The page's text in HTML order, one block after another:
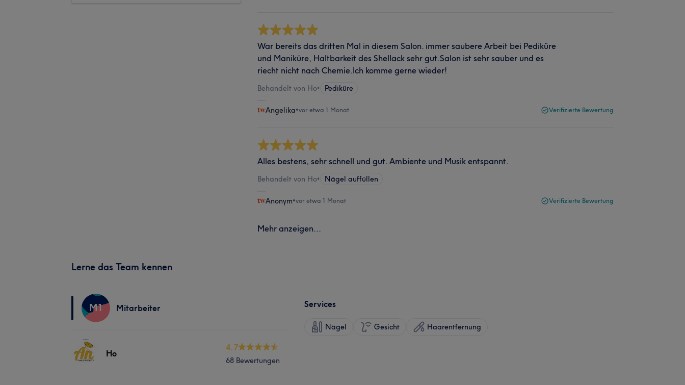
War bereits das dritten Mal in diesem Salon. immer saubere Arbeit bei Pediküre
und Maniküre, Haltbarkeit des Shellack sehr gut.Salon ist sehr sauber und es
riecht nicht nach Chemie.Ich komme gerne wieder!
Behandelt von Ho• Pediküre
Angelika•vor etwa 1 Monat Verifizierte Bewertung
Alles bestens, sehr schnell und gut. Ambiente und Musik entspannt.
Behandelt von Ho• Nägel auffüllen
Anonym•vor etwa 1 Monat Verifizierte Bewertung
Mehr anzeigen...
Lerne das Team kennen
M1 Mitarbeiter
Ho
4.7
68 Bewertungen
Services
Nägel Gesicht Haarentfernung